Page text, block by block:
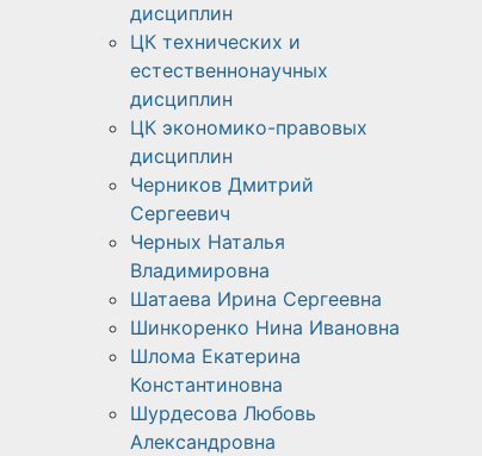
дисциплин
ЦК технических и
естественнонаучных
дисциплин
ЦК экономико-правовых
дисциплин
Черников Дмитрий
Сергеевич
Черных Наталья
Владимировна
Шатаева Ирина Сергеевна
Шинкоренко Нина Ивановна
Шлома Екатерина
Константиновна
Шурдесова Любовь
Александровна